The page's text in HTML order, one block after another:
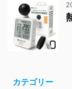
カテゴリー